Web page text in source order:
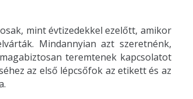
mint évtizedekkel ezelőtt, amikor
Mindannyian azt szeretnénk,
teremtenek kapcsolatot
az első lépcsőfok az etikett és az